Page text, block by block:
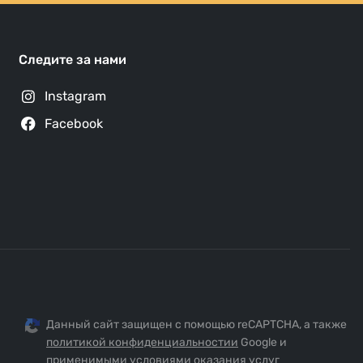
Следите за нами
Instagram
Facebook
Данный сайт защищен с помощью reCAPTCHA, а также
политикой конфиденциальностии Google и
применимыми условиями оказания услуг